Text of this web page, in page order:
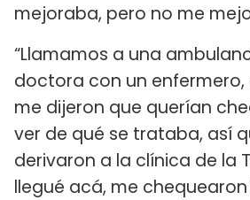
mejoraba, pero no me
“Llamamos a una
doctora con un enfermero,
me dijeron que querían
ver de qué se trataba, así
derivaron a la clínica de la
llegué acá, me